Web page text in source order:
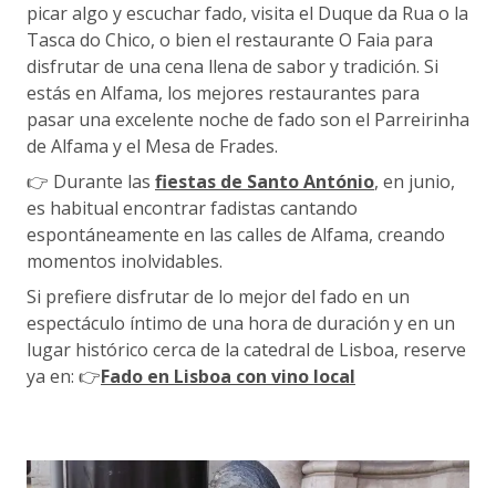
picar algo y escuchar fado, visita el Duque da Rua o la
Tasca do Chico, o bien el restaurante O Faia para
disfrutar de una cena llena de sabor y tradición. Si
estás en Alfama, los mejores restaurantes para
pasar una excelente noche de fado son el Parreirinha
de Alfama y el Mesa de Frades.
👉 Durante las fiestas de Santo António, en junio,
es habitual encontrar fadistas cantando
espontáneamente en las calles de Alfama, creando
momentos inolvidables.
Si prefiere disfrutar de lo mejor del fado en un
espectáculo íntimo de una hora de duración y en un
lugar histórico cerca de la catedral de Lisboa, reserve
ya en: 👉Fado en Lisboa con vino local